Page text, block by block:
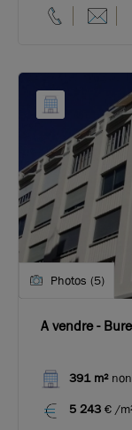
Photos (5)
A vendre -
391 m²non
5 243 € /